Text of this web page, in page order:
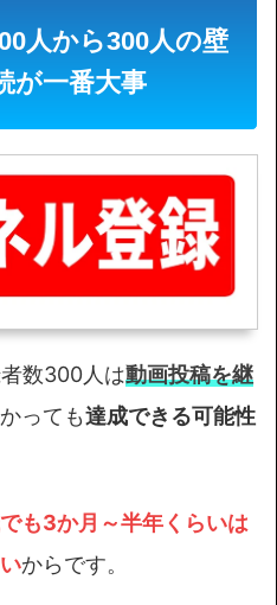
人から300人の壁
が一番大事
数300人は動画投稿を継
っても達成できる可能性
も3か月～半年くらいは
からです。